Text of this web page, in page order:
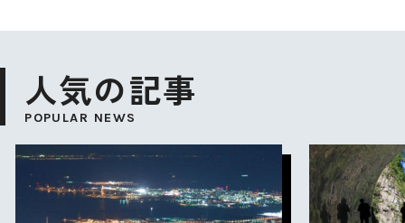
人気の記事
POPULAR NEWS